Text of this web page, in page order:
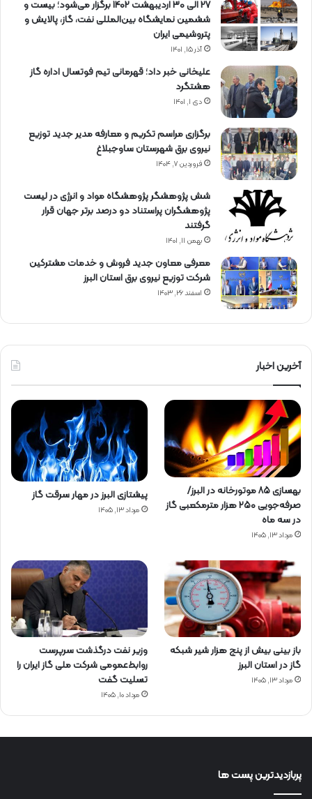
27 الی 30 اردیبهشت 1402 برگزار می‌شود؛ بیست و
ششمین نمایشگاه بین‌المللی نفت، گاز، پالایش و
پتروشیمی ایران
آذر ۱۵, ۱۴۰۱
علیخانی خبر داد؛ قهرمانی تیم فوتسال اداره گاز
هشتگرد
دی ۱, ۱۴۰۱
برگزاری مراسم تكریم و معارفه مدیر جدید توزیع
نیروی برق شهرستان ساوجبلاغ
فروردین ۷, ۱۴۰۴
شش پژوهشگر پژوهشگاه مواد و انرژی در لیست
پژوهشگران پراستناد دو درصد برتر جهان قرار
گرفتند
بهمن ۱۱, ۱۴۰۱
معرفی معاون جدید فروش و خدمات مشتركین
شركت توزیع نیروی برق استان البرز
اسفند ۲۶, ۱۴۰۳
آخرین اخبار
بهسازی ۸۵ موتورخانه در البرز/
صرفه‌جویی ۲۵۰ هزار مترمکعبی گاز
در سه ماه
مرداد ۱۳, ۱۴۰۵
پیشتازی البرز در مهار سرقت گاز
مرداد ۱۳, ۱۴۰۵
باز بینی بیش از پنج هزار شیر شبکه
گاز در استان البرز
مرداد ۱۳, ۱۴۰۵
وزیر نفت درگذشت سرپرست
روابط‌عمومی شرکت ملی گاز ایران را
تسلیت گفت
مرداد ۱۰, ۱۴۰۵
پربازدیدترین پست ها